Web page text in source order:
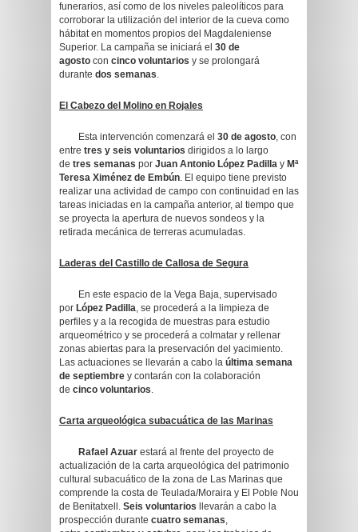
funerarios, así como de los niveles paleolíticos para
corroborar la utilización del interior de la cueva como
hábitat en momentos propios del Magdaleniense
Superior. La campaña se iniciará el 30 de
agosto con cinco voluntarios y se prolongará
durante dos semanas.
El Cabezo del Molino en Rojales
Esta intervención comenzará el 30 de agosto, con
entre tres y seis voluntarios dirigidos a lo largo
de tres semanas por Juan Antonio López Padilla y Mª
Teresa Ximénez de Embún. El equipo tiene previsto
realizar una actividad de campo con continuidad en las
tareas iniciadas en la campaña anterior, al tiempo que
se proyecta la apertura de nuevos sondeos y la
retirada mecánica de terreras acumuladas.
Laderas del Castillo de Callosa de Segura
En este espacio de la Vega Baja, supervisado
por López Padilla, se procederá a la limpieza de
perfiles y a la recogida de muestras para estudio
arqueométrico y se procederá a colmatar y rellenar
zonas abiertas para la preservación del yacimiento.
Las actuaciones se llevarán a cabo la última semana
de septiembre y contarán con la colaboración
de cinco voluntarios.
Carta arqueológica subacuática de las Marinas
Rafael Azuar estará al frente del proyecto de
actualización de la carta arqueológica del patrimonio
cultural subacuático de la zona de Las Marinas que
comprende la costa de Teulada/Moraira y El Poble Nou
de Benitatxell. Seis voluntarios llevarán a cabo la
prospección durante cuatro semanas,